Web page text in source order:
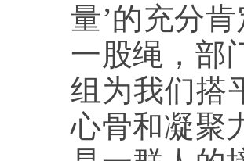
量’的充分
一股绳，部
组为我们搭
心骨和凝聚